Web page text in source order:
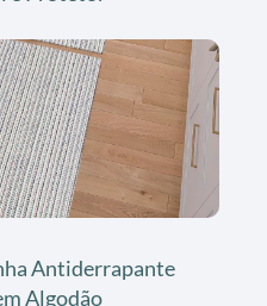
Antiderrapante
Algodão